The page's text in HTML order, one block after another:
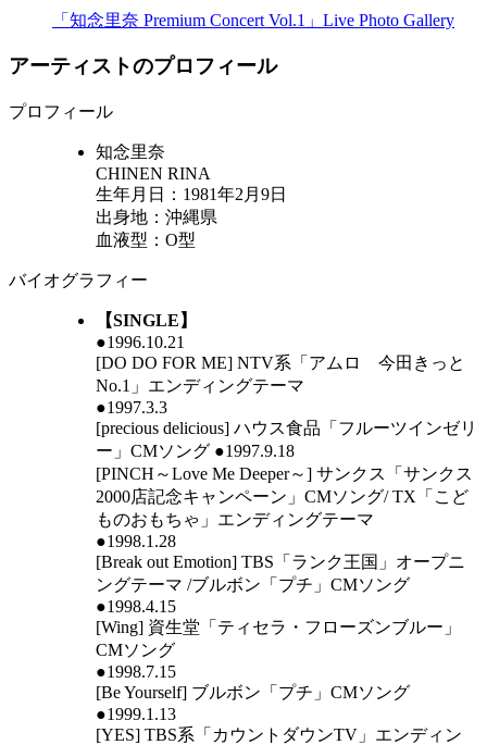
「知念里奈 Premium Concert Vol.1」Live Photo Gallery
アーティストのプロフィール
プロフィール
知念里奈
CHINEN RINA
生年月日：1981年2月9日
出身地：沖縄県
血液型：O型
バイオグラフィー
【SINGLE】
●1996.10.21
[DO DO FOR ME] NTV系「アムロ 今田きっと
No.1」エンディングテーマ
●1997.3.3
[precious delicious] ハウス食品「フルーツインゼリ
ー」CMソング ●1997.9.18
[PINCH～Love Me Deeper～] サンクス「サンクス
2000店記念キャンペーン」CMソング/ TX「こど
ものおもちゃ」エンディングテーマ
●1998.1.28
[Break out Emotion] TBS「ランク王国」オープニ
ングテーマ /ブルボン「プチ」CMソング
●1998.4.15
[Wing] 資生堂「ティセラ・フローズンブルー」
CMソング
●1998.7.15
[Be Yourself] ブルボン「プチ」CMソング
●1999.1.13
[YES] TBS系「カウントダウンTV」エンディン